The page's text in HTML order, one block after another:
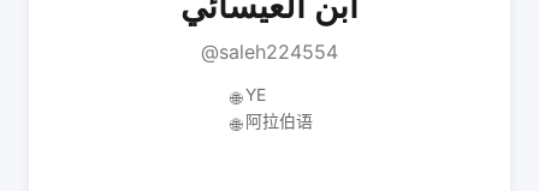
@saleh224554
🌐 YE
🌐 阿拉伯语